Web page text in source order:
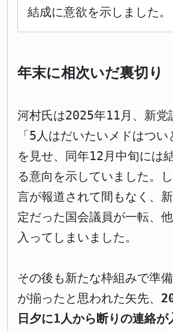
結成に意欲を示しました。
年末に相次いだ裏切り
河村氏は2025年11月、新党
「5人はだいたいメドはつ
を見せ、同年12月中旬には
る意向を示していました。
言が報道されて間もなく、
定だった国会議員が一転、
入ってしまいました。
その後も新たな枠組みで準
が揃ったと思われた矢先、
日夕に1人から断りの連絡が